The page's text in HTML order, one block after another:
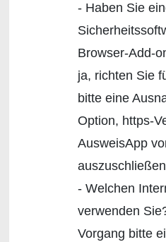
- Haben Sie
Browser-Add-
ja, richten Sie
bitte eine
Option, https-
AusweisApp
- Welchen
verwenden
Vorgang bitte